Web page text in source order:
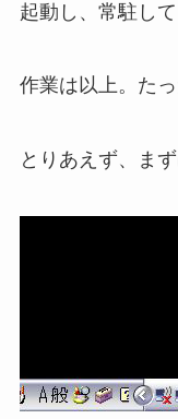
起動し、常駐して
作業は以上。たっ
とりあえず、ま